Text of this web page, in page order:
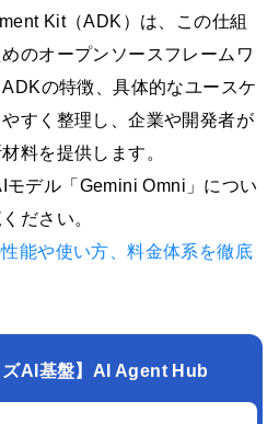
Kit（ADK）は、この仕組
のオープンソースフレームワ
の特徴、具体的なユースケ
すく整理し、企業や開発者が
料を提供します。
デル「Gemini Omni」につい
ださい。
能や使い方、料金体系を徹底
ズAI基盤】AI Agent Hub